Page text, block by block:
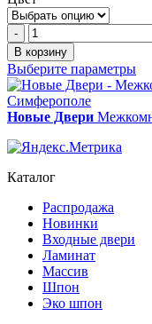
Количество
товара
ПП
Классико-42
Nardo
Grey
-
В корзину
Выберите параметры
Новые Двери
Каталог
Распродажа
Новинки
Входные двери
Ламинат
Массив
Шпон
Эко шпон